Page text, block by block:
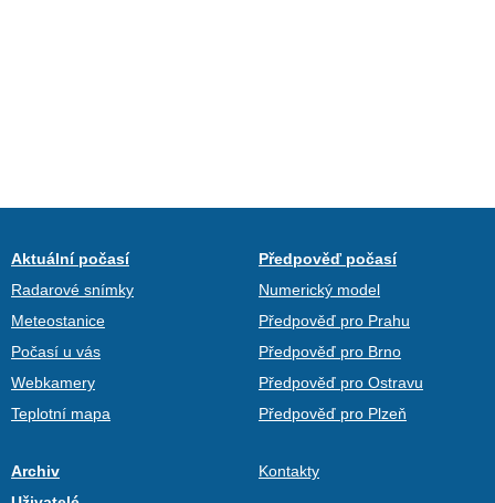
Aktuální počasí
Radarové snímky
Meteostanice
Počasí u vás
Webkamery
Teplotní mapa
Předpověď počasí
Numerický model
Předpověď pro Prahu
Předpověď pro Brno
Předpověď pro Ostravu
Předpověď pro Plzeň
Archiv
Kontakty